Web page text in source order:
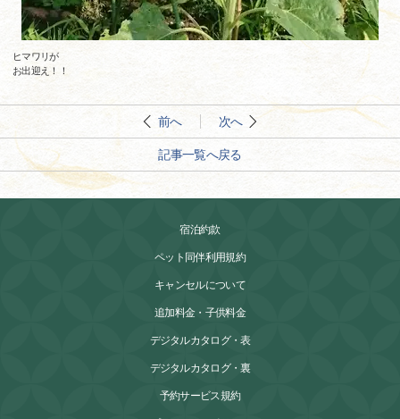
ヒマワリが
お出迎え！！
前へ 次へ
記事一覧へ戻る
宿泊約款
ペット同伴利用規約
キャンセルについて
追加料金・子供料金
デジタルカタログ・表
デジタルカタログ・裏
予約サービス規約